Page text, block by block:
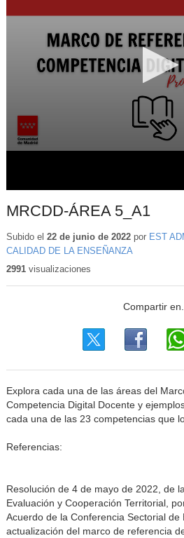
MRCDD-ÁREA 5_A1
Subido el 22 de junio de 2022por EST
CALIDAD DE LA ENSEÑANZA
2991visualizaciones
Explora cada una de las áreas del
Competencia Digital Docente y
cada una de las 23 competencias que
Referencias:
Resolución de 4 de mayo de 2022, de
Evaluación y Cooperación Territorial,
Acuerdo de la Conferencia Sectorial de
actualización del marco de referencia